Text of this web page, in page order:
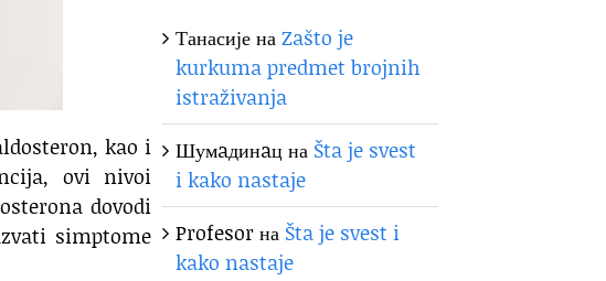
kao i
ovi nivoi
dovodi
simptome
ТанасијенаZašto je
kurkuma predmet brojnih
istraživanja
Шумaдинaцна Šta je svest
i kako nastaje
Profesorна Šta je svest i
kako nastaje